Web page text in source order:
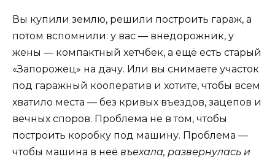
Вы купили землю, решили построить гараж, а
потом вспомнили: у вас — внедорожник, у
жены — компактный хетчбек, а ещё есть старый
«Запорожец» на дачу. Или вы снимаете участок
под гаражный кооператив и хотите, чтобы всем
хватило места — без кривых въездов, зацепов и
вечных споров. Проблема не в том, чтобы
построить коробку под машину. Проблема —
чтобы машина в неё въехала, развернулась и